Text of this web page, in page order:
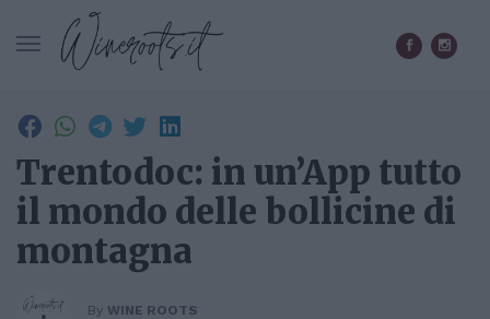
Trentodoc: in un’App tutto
il mondo delle bollicine di
montagna
By WINE ROOTS